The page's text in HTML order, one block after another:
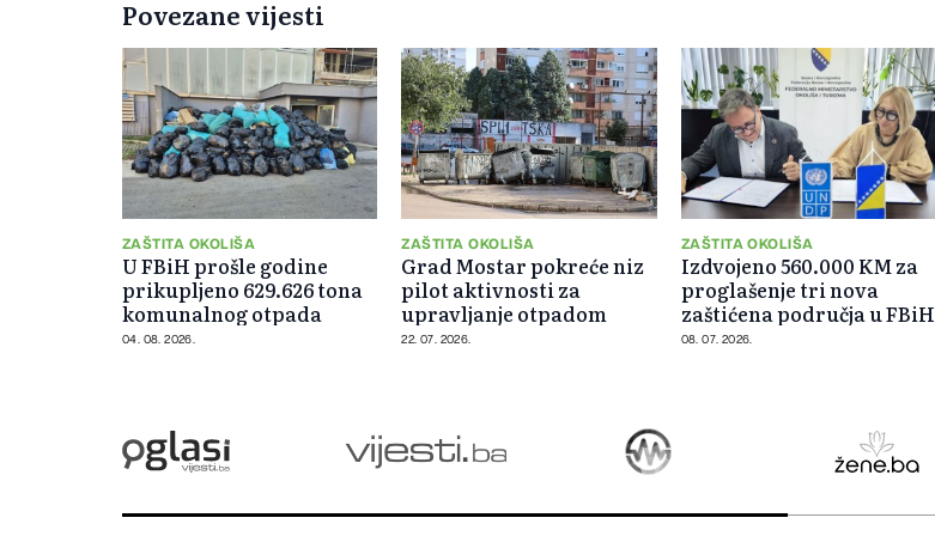
Povezane vijesti
ZAŠTITA OKOLIŠA
U FBiH prošle godine
prikupljeno 629.626 tona
komunalnog otpada
04. 08. 2026.
ZAŠTITA OKOLIŠA
Grad Mostar pokreće niz
pilot aktivnosti za
upravljanje otpadom
22. 07. 2026.
ZAŠTITA OKOLIŠA
Izdvojeno 560.000 KM za
proglašenje tri nova
zaštićena područja u FBiH
08. 07. 2026.